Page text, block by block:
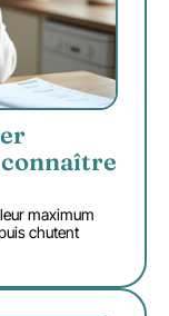
maximum
chutent